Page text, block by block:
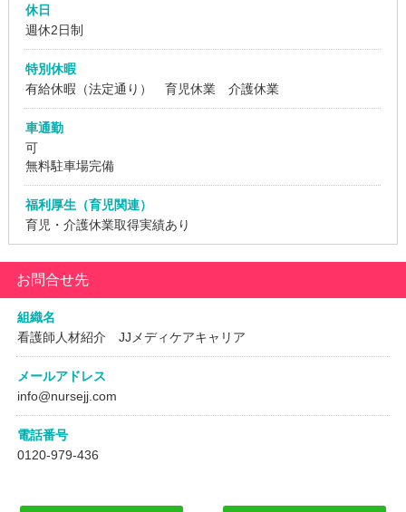
休日
週休2日制
特別休暇
有給休暇（法定通り） 育児休業 介護休業
車通勤
可
無料駐車場完備
福利厚生（育児関連）
育児・介護休業取得実績あり
お問合せ先
組織名
看護師人材紹介 JJメディケアキャリア
メールアドレス
info@nursejj.com
電話番号
0120-979-436